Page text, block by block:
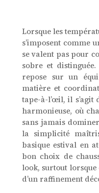
Lorsque les
s’imposent comme
se valent pas pour
sobre et
repose sur un
matière et
tape-à-l’œil, il s’agit
harmonieuse, où
sans jamais
la simplicité
basique estival en
bon choix de
look, surtout lorsque
d’un raffinement